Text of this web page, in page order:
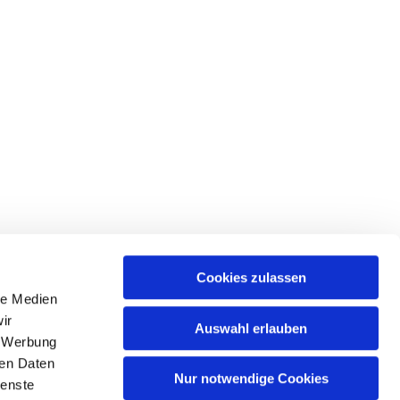
Medien
Daten
Cookies zulassen
Auswahl erlauben
Nur notwendige Cookies